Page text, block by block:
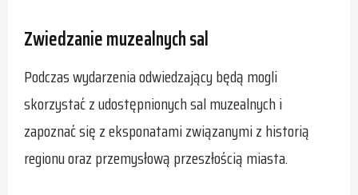
Zwiedzanie muzealnych sal
Podczas wydarzenia odwiedzający będą mogli
skorzystać z udostępnionych sal muzealnych i
zapoznać się z eksponatami związanymi z historią
regionu oraz przemysłową przeszłością miasta.